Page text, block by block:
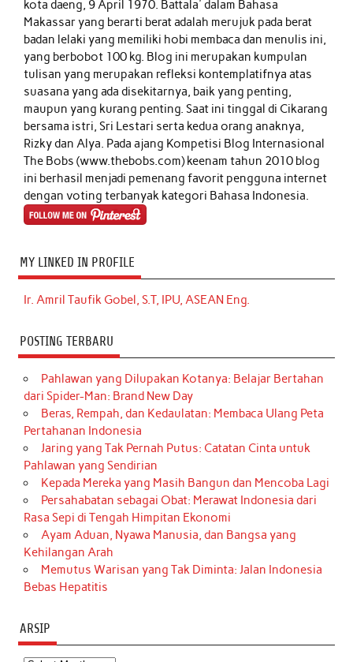
kota daeng, 9 April 1970. Battala' dalam Bahasa
Makassar yang berarti berat adalah merujuk pada berat
badan lelaki yang memiliki hobi membaca dan menulis ini,
yang berbobot 100 kg. Blog ini merupakan kumpulan
tulisan yang merupakan refleksi kontemplatifnya atas
suasana yang ada disekitarnya, baik yang penting,
maupun yang kurang penting. Saat ini tinggal di Cikarang
bersama istri, Sri Lestari serta kedua orang anaknya,
Rizky dan Alya. Pada ajang Kompetisi Blog Internasional
The Bobs (www.thebobs.com) keenam tahun 2010 blog
ini berhasil menjadi pemenang favorit pengguna internet
dengan voting terbanyak kategori Bahasa Indonesia.
MY LINKED IN PROFILE
Ir. Amril Taufik Gobel, S.T, IPU, ASEAN Eng.
POSTING TERBARU
Pahlawan yang Dilupakan Kotanya: Belajar Bertahan
dari Spider-Man: Brand New Day
Beras, Rempah, dan Kedaulatan: Membaca Ulang Peta
Pertahanan Indonesia
Jaring yang Tak Pernah Putus: Catatan Cinta untuk
Pahlawan yang Sendirian
Kepada Mereka yang Masih Bangun dan Mencoba Lagi
Persahabatan sebagai Obat: Merawat Indonesia dari
Rasa Sepi di Tengah Himpitan Ekonomi
Ayam Aduan, Nyawa Manusia, dan Bangsa yang
Kehilangan Arah
Memutus Warisan yang Tak Diminta: Jalan Indonesia
Bebas Hepatitis
ARSIP